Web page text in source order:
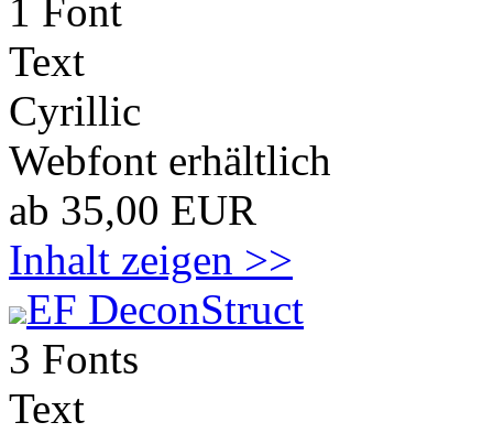
1 Font
Text
Cyrillic
Webfont erhältlich
ab 35,00 EUR
Inhalt zeigen >>
EF DeconStruct
3 Fonts
Text